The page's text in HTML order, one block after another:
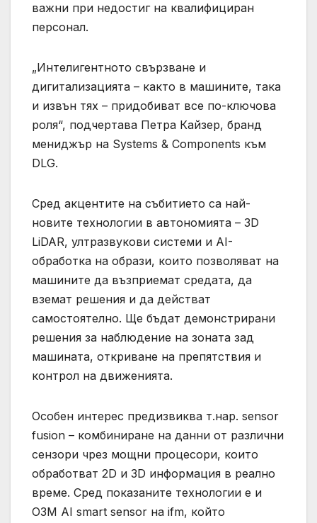
важни при недостиг на квалифициран
персонал.
„Интелигентното свързване и
дигитализацията – както в машините, така
и извън тях – придобиват все по-ключова
роля“, подчертава Петра Кайзер, бранд
мениджър на Systems & Components към
DLG.
Сред акцентите на събитието са най-
новите технологии в автономията – 3D
LiDAR, ултразвукови системи и AI-
обработка на образи, които позволяват на
машините да възприемат средата, да
вземат решения и да действат
самостоятелно. Ще бъдат демонстрирани
решения за наблюдение на зоната зад
машината, откриване на препятствия и
контрол на движенията.
Особен интерес предизвиква т.нар. sensor
fusion – комбиниране на данни от различни
сензори чрез мощни процесори, които
обработват 2D и 3D информация в реално
време. Сред показаните технологии е и
O3M AI smart sensor на ifm, който